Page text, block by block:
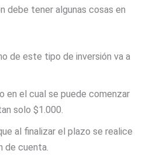
debe tener algunas cosas en
de este tipo de inversión va a
en el cual se puede comenzar
solo $1.000.
al finalizar el plazo se realice
de cuenta.